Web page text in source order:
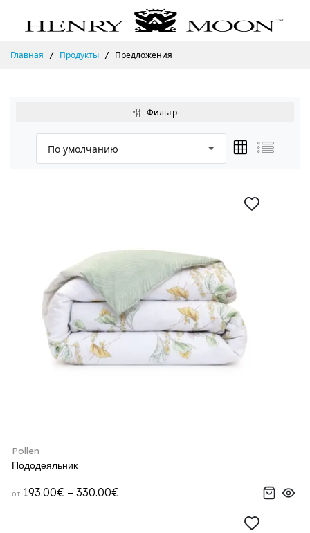
Главная Продукты Предложения
Фильтр
Pollen
Пододеяльник
от 193.00€ – 330.00€